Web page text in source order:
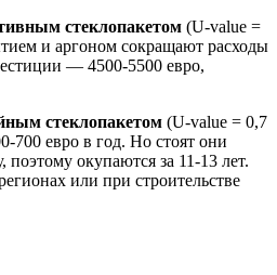
стеклопакетом (U-value =
и аргоном сокращают расходы
— 4500-5500 евро,
стеклопакетом (U-value = 0,7
евро в год. Но стоят они
поэтому окупаются за 11-13 лет.
или при строительстве